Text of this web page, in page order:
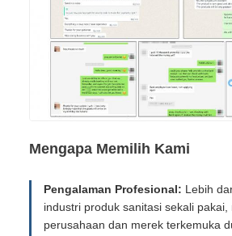
Mengapa Memilih Kami
Pengalaman Profesional: Lebih
industri produk sanitasi sekali pakai,
perusahaan dan merek terkemuka